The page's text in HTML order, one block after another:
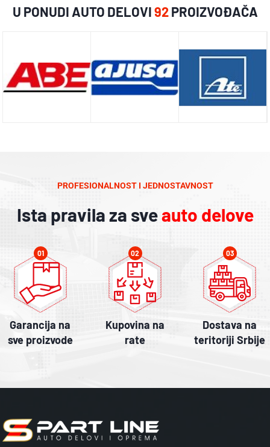
U PONUDI AUTO DELOVI92PROIZVOĐAČA
PROFESIONALNOST I JEDNOSTAVNOST
Ista pravila za sveauto delove
01
Garancija na
sve proizvode
02
Kupovina na
rate
03
Dostava na
teritoriji Srbije